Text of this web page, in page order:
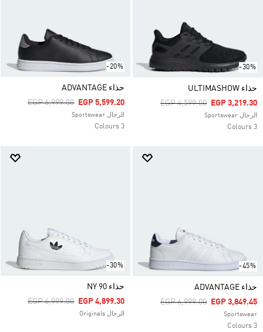
-30%
حذاء ULTIMASHOW
Price Reduced From
EGP 4,599.00ToEGP 3,219.30
الرجال Sportswear
3 Colours
-20%
حذاء ADVANTAGE
Price Reduced From
EGP 6,999.00ToEGP 5,599.20
الرجال Sportswear
3 Colours
-45%
حذاء ADVANTAGE
Price Reduced From
EGP 6,999.00ToEGP 3,849.45
Sportswear
3 Colours
-30%
حذاء NY 90
Price Reduced From
EGP 6,999.00ToEGP 4,899.30
الرجال Originals